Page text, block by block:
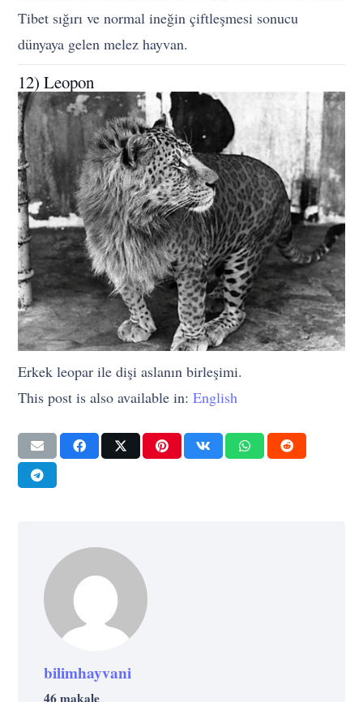
Tibet sığırı ve normal ineğin çiftleşmesi sonucu
dünyaya gelen melez hayvan.
12) Leopon
Erkek leopar ile dişi aslanın birleşimi.
This post is also available in:English
bilimhayvani
46 makale
EKONOMI